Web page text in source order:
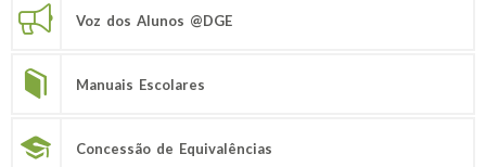
Voz dos Alunos @DGE
Manuais Escolares
Concessão de Equivalências